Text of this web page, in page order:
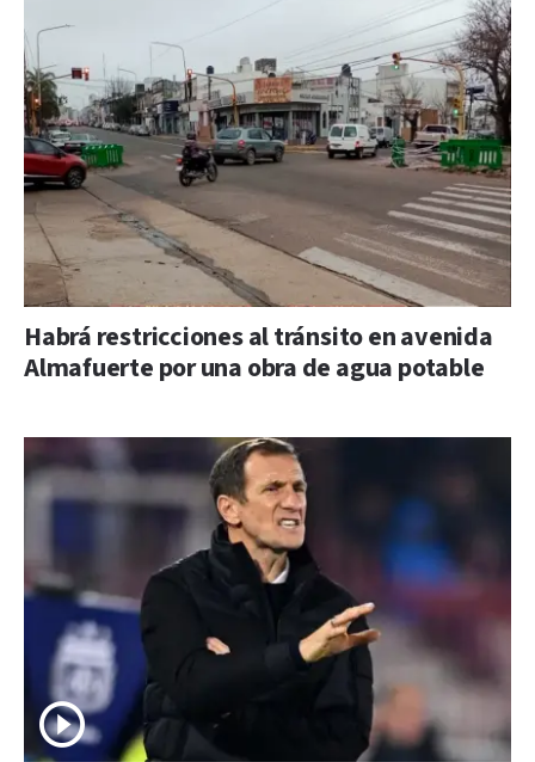
Habrá restricciones al tránsito en avenida
Almafuerte por una obra de agua potable